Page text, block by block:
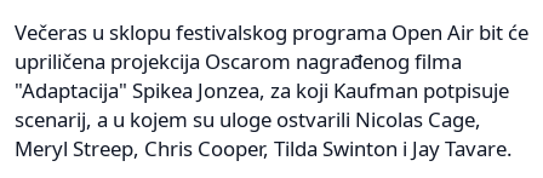
Večeras u sklopu festivalskog programa Open Air bit će
upriličena projekcija Oscarom nagrađenog filma
"Adaptacija" Spikea Jonzea, za koji Kaufman potpisuje
scenarij, a u kojem su uloge ostvarili Nicolas Cage,
Meryl Streep, Chris Cooper, Tilda Swinton i Jay Tavare.